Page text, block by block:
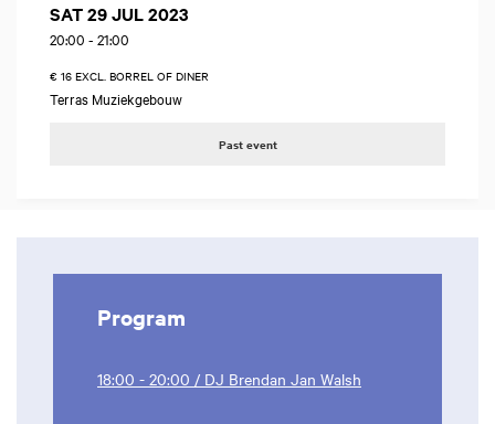
SAT 29 JUL 2023
20:00 - 21:00
€ 16 EXCL. BORREL OF DINER
Terras Muziekgebouw
Past event
Program
18:00 - 20:00 / DJ Brendan Jan Walsh